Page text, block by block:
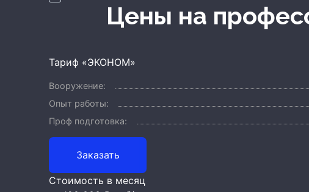
Цены на
Тариф «ЭКОНОМ»
Вооружение:
Опыт работы:
Проф подготовка:
Заказать
Стоимость в месяц